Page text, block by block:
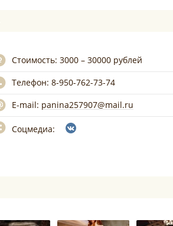
Стоимость: 3000 – 30000 рублей
Телефон: 8-950-762-73-74
E-mail: panina257907@mail.ru
Соцмедиа: